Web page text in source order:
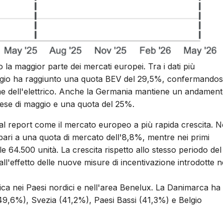
maggior parte dei mercati europei. Tra i dati più
ha raggiunto una quota BEV del 29,5%,
Anche la Germania mantiene un
di maggio e una quota del 25%.
report come il mercato europeo a più rapida crescita.
a una quota di mercato dell'8,8%, mentre nei primi
64.500 unità. La crescita rispetto allo stesso periodo del
delle nuove misure di incentivazione introdotte
nei Paesi nordici e nell'area Benelux. La Danimarca ha
Svezia (41,2%), Paesi Bassi (41,3%) e Belgio